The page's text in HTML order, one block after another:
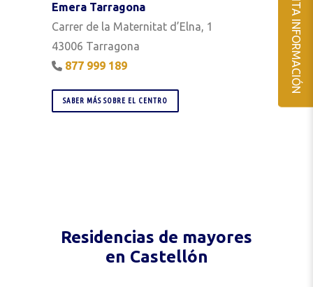
Emera Tarragona
Carrer de la Maternitat d’Elna, 1
43006 Tarragona
877 999 189
SABER MÁS SOBRE EL CENTRO
Residencias de mayores
en Castellón
SOLICITA INFORMACIÓN